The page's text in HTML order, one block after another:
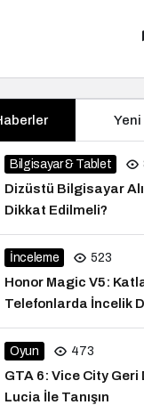
Yeni
Bilgisayar & Tablet
Dizüstü Bilgisayar
Dikkat Edilmeli?
İnceleme 523
Honor Magic V5:
Telefonlarda İncelik
Oyun 473
GTA 6: Vice City Geri
Lucia İle Tanışın